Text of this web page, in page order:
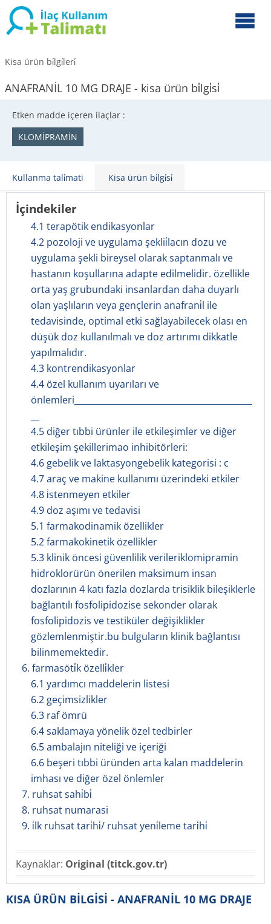
Kisa ürün bi̇lgi̇leri̇
ANAFRANİL 10 MG DRAJE - kisa ürün bi̇lgi̇si̇
Etken madde içeren ilaçlar :
KLOMİPRAMİN
Kullanma tali̇mati Kisa ürün bi̇lgi̇si̇
İçindekiler
4.1 terapötik endikasyonlar
4.2 pozoloji ve uygulama şeklii̇lacın dozu ve
uygulama şekli bireysel olarak saptanmalı ve
hastanın koşullarına adapte edilmelidir. özellikle
orta yaş grubundaki insanlardan daha duyarlı
olan yaşlıların veya gençlerin anafrani̇l ile
tedavisinde, optimal etki sağlayabilecek olası en
düşük doz kullanılmalı ve doz artırımı dikkatle
yapılmalıdır.
4.3 kontrendikasyonlar
4.4 özel kullanım uyarıları ve
önlemleri__________________________________________
4.5 diğer tıbbi ürünler ile etkileşimler ve diğer
etkileşim şekillerimao inhibitörleri:
4.6 gebelik ve laktasyongebelik kategorisi : c
4.7 araç ve makine kullanımı üzerindeki etkiler
4.8 i̇stenmeyen etkiler
4.9 doz aşımı ve tedavisi
5.1 farmakodinamik özellikler
5.2 farmakokinetik özellikler
5.3 klinik öncesi güvenlilik verileriklomipramin
hidroklorürün önerilen maksimum insan
dozlarının 4 katı fazla dozlarda trisiklik bileşiklerle
bağlantılı fosfolipidozise sekonder olarak
fosfolipidozis ve testiküler değişiklikler
gözlemlenmiştir.bu bulguların klinik bağlantısı
bilinmemektedir.
6. farmasöti̇k özelli̇kler
6.1 yardımcı maddelerin listesi
6.2 geçimsizlikler
6.3 raf ömrü
6.4 saklamaya yönelik özel tedbirler
6.5 ambalajın niteliği ve içeriği
6.6 beşeri tıbbi üründen arta kalan maddelerin
imhası ve diğer özel önlemler
7. ruhsat sahi̇bi̇
8. ruhsat numarasi
9. i̇lk ruhsat tari̇hi̇/ ruhsat yeni̇leme tari̇hi̇
Kaynaklar: Original (titck.gov.tr)
KISA ÜRÜN BİLGİSİ - ANAFRANİL 10 MG DRAJE